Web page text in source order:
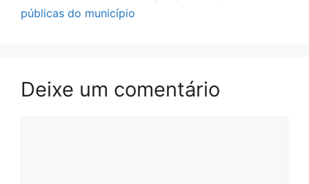
públicas do município
Deixe um comentário